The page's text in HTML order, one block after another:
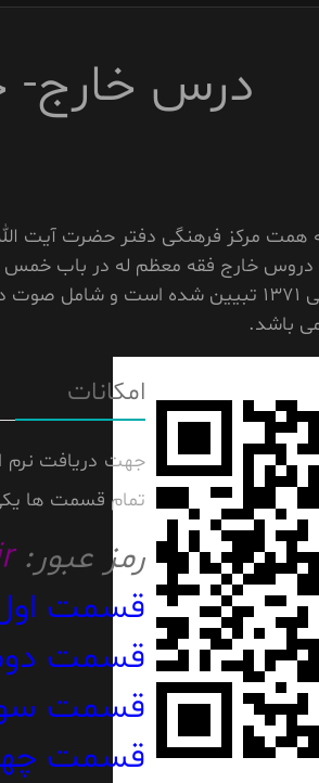
درس خارج-
همت مرکز فرهنگی دفتر حضرت آیت
خارج فقه معظم له در باب خمس
که از سال 1369 الی 1371 تبیین شده است
باشد.
امکانات
جهت دریافت نرم
تمام قسمت ها یکی
رمز عبور:
قسمت
قسمت
قسمت
قسمت